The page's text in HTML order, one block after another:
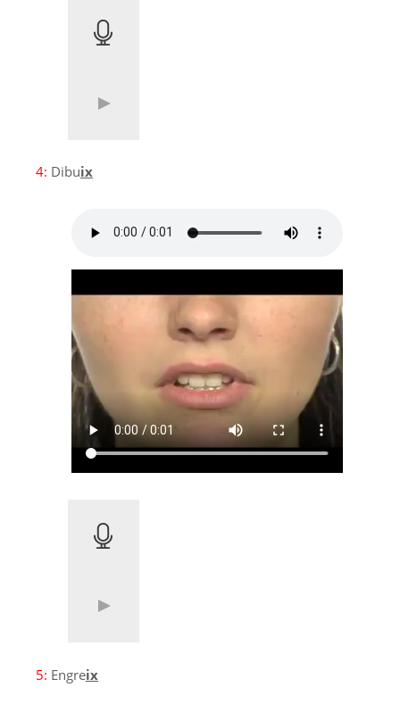
4: Dibuix
5: Engreix